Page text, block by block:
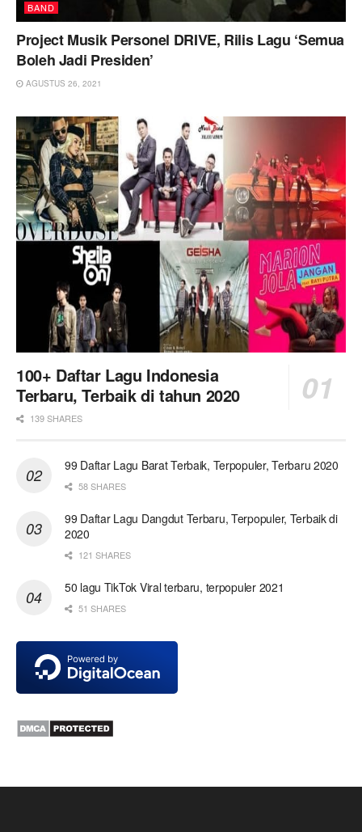
BAND
Project Musik Personel DRIVE, Rilis Lagu ‘Semua
Boleh Jadi Presiden’
AGUSTUS 26, 2021
100+ Daftar Lagu Indonesia
Terbaru, Terbaik di tahun 2020
139 SHARES
99 Daftar Lagu Barat Terbaik, Terpopuler, Terbaru 2020
58 SHARES
99 Daftar Lagu Dangdut Terbaru, Terpopuler, Terbaik di
2020
121 SHARES
50 lagu TikTok Viral terbaru, terpopuler 2021
51 SHARES